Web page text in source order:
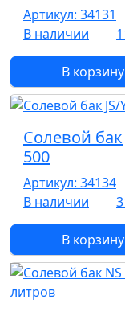
Артикул: 34131
В наличии
В корзину
Солевой бак
500
Артикул: 34134
В наличии
В корзину